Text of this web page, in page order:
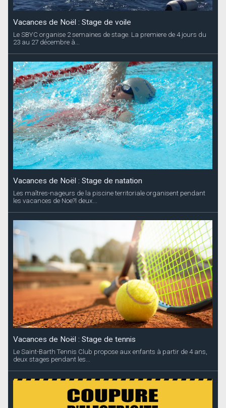
Vacances de Noël : Stage de voile
Le SBYC organise 2 semaines de stage. La premiere de 4 jours du
23 au 27 décembre à...
Vacances de Noël : Stage de natation
Les maîtres-nageurs de la piscine territoriale organisent pendant
les vacances de Noe?l deux...
Vacances de Noël : Stage de tennis
Le Saint-Barth Tennis Club propose aux enfants à partir de 4 ans,
deux stages pendant les...